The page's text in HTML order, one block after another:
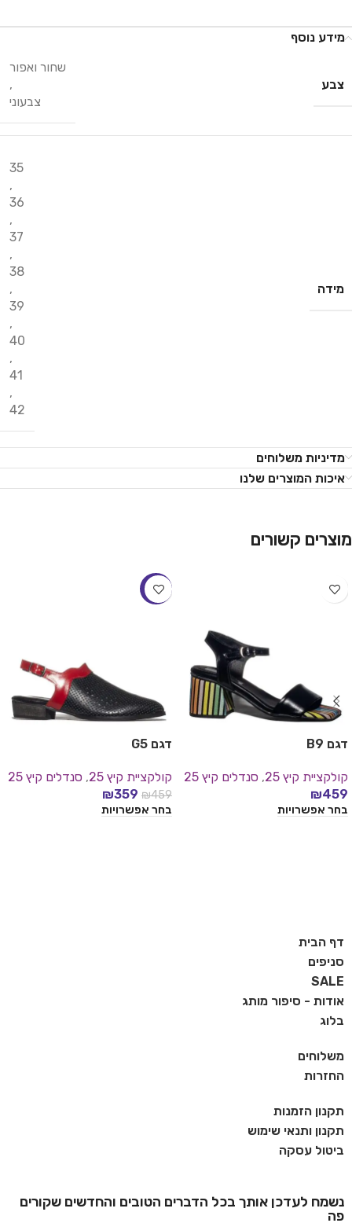
מידע נוסף
צבע
שחור ואפור
,
צבעוני
מידה
35
,
36
,
37
,
38
,
39
,
40
,
41
,
42
מדיניות משלוחים
איכות המוצרים שלנו
מוצרים קשורים
דגם B9
קולקציית קיץ 25 , סנדלים קיץ 25
₪459
בחר אפשרויות
-22%
דגם G5
קולקציית קיץ 25 , סנדלים קיץ 25
₪459
₪359
בחר אפשרויות
דף הבית
סניפים
SALE
אודות - סיפור מותג
בלוג
משלוחים
החזרות
תקנון הזמנות
תקנון ותנאי שימוש
ביטול עסקה
נשמח לעדכן אותך בכל הדברים הטובים והחדשים שקורים
פה